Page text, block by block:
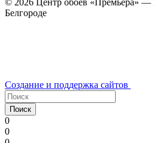
© 2026 Центр обоев «Премьера» —
Белгороде
Создание и поддержка сайтов
Поиск
0
0